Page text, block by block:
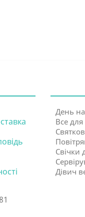
День
Все для
Свічки
Дівич